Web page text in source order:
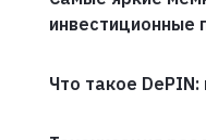
инвестиционные
Что такое